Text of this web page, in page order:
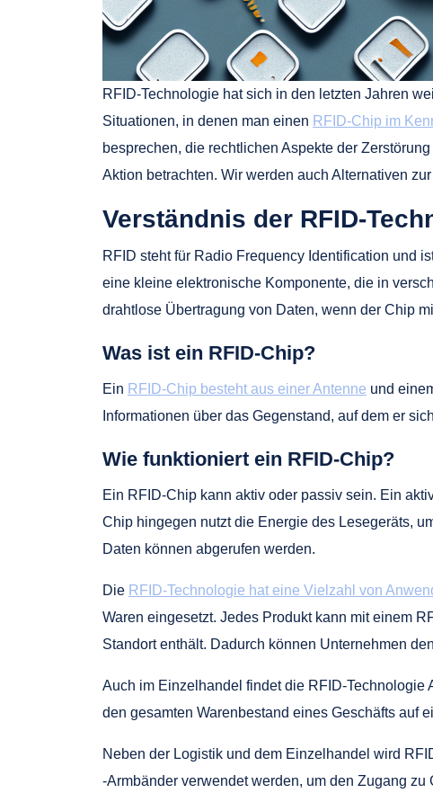
RFID-Technologie hat sich in den letzten Jahren
Situationen, in denen man einen RFID-Chip im
besprechen, die rechtlichen Aspekte der
Aktion betrachten. Wir werden auch Alternativen
Verständnis der RFID-
RFID steht für Radio Frequency Identification und
eine kleine elektronische Komponente, die in
drahtlose Übertragung von Daten, wenn der Chip
Was ist ein RFID-Chip?
Ein RFID-Chip besteht aus einer Antenne und
Informationen über das Gegenstand, auf dem er
Wie funktioniert ein RFID-Chip?
Ein RFID-Chip kann aktiv oder passiv sein. Ein
Chip hingegen nutzt die Energie des Lesegeräts,
Daten können abgerufen werden.
Die RFID-Technologie hat eine Vielzahl von
Waren eingesetzt. Jedes Produkt kann mit einem
Standort enthält. Dadurch können Unternehmen
Auch im Einzelhandel findet die RFID-Technologie
den gesamten Warenbestand eines Geschäfts auf
Neben der Logistik und dem Einzelhandel wird
-Armbänder verwendet werden, um den Zugang